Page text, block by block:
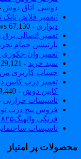
دوشی_اتاق دوش- 4,519 views
/تعمیر فلاش تانک
دیواری - 67,130 views
تعمیر اتصالی برق وان
پارتیشن حمام تجریش
تعمیر وان جکوزی
سبد خرید - 29,121 views
حساب کاربری من- 23,111 views
تعمیر درب کابین
کابین دوش- 19,440 views
تاسیسات حرارتی- 17,014 views
فروش پیچ درب
فرنگی والهنگ۰۹۱۲۱۵۰۷۸۲۵
تاسیسات ساختمانی
پر امتیاز